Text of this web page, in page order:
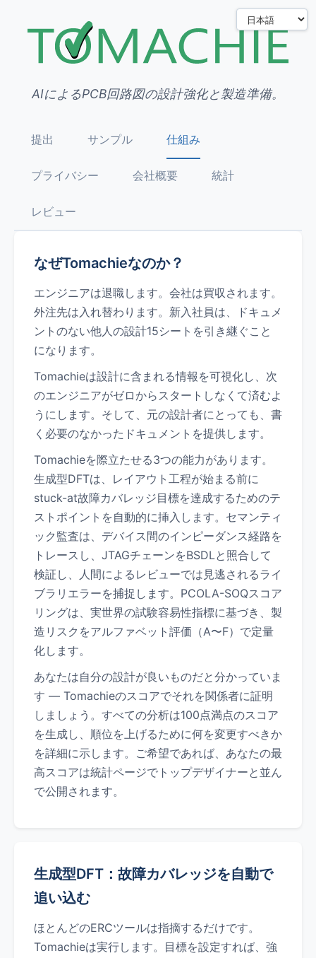
AIによるPCB回路図の設計強化と製造準備。
提出 サンプル 仕組み
プライバシー 会社概要 統計
レビュー
なぜTomachieなのか？
エンジニアは退職します。会社は買収されます。
外注先は入れ替わります。新入社員は、ドキュメ
ントのない他人の設計15シートを引き継ぐこと
になります。
Tomachieは設計に含まれる情報を可視化し、次
のエンジニアがゼロからスタートしなくて済むよ
うにします。そして、元の設計者にとっても、書
く必要のなかったドキュメントを提供します。
Tomachieを際立たせる3つの能力があります。
生成型DFTは、レイアウト工程が始まる前に
stuck-at故障カバレッジ目標を達成するためのテ
ストポイントを自動的に挿入します。セマンティ
ック監査は、デバイス間のインピーダンス経路を
トレースし、JTAGチェーンをBSDLと照合して
検証し、人間によるレビューでは見逃されるライ
ブラリエラーを捕捉します。PCOLA-SOQスコア
リングは、実世界の試験容易性指標に基づき、製
造リスクをアルファベット評価（A〜F）で定量
化します。
あなたは自分の設計が良いものだと分かっていま
す — Tomachieのスコアでそれを関係者に証明
しましょう。すべての分析は100点満点のスコア
を生成し、順位を上げるために何を変更すべきか
を詳細に示します。ご希望であれば、あなたの最
高スコアは統計ページでトップデザイナーと並ん
で公開されます。
生成型DFT：故障カバレッジを自動で
追い込む
ほとんどのERCツールは指摘するだけです。
Tomachieは実行します。目標を設定すれば、強